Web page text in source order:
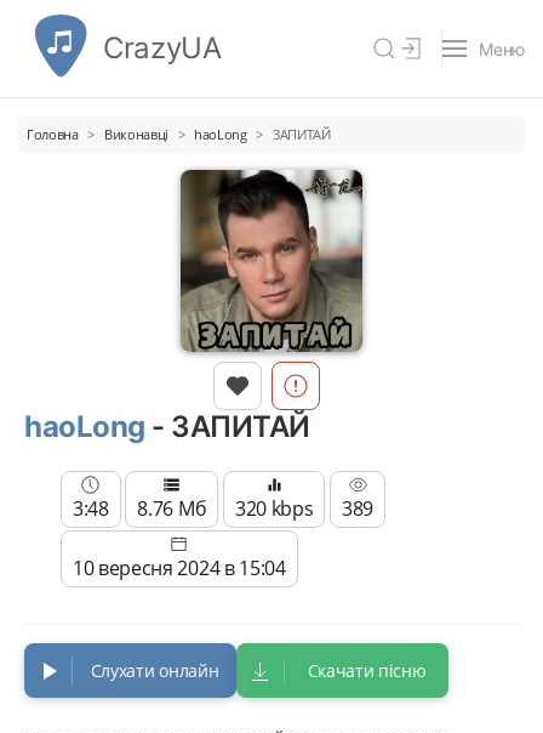
CrazyUA Меню
Головна Виконавці haoLong ЗАПИТАЙ
haoLong - ЗАПИТАЙ
3:48 8.76 Мб 320 kbps 389
10 вересня 2024 в 15:04
Слухати онлайн Скачати пісню